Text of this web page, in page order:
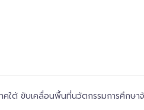
คใต้ ขับเคลื่อนพื้นที่นวัตกรรมการศึกษา